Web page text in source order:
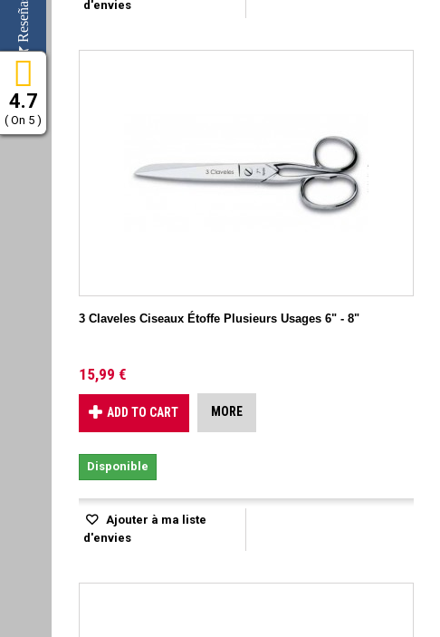
d'envies
3 Claveles Ciseaux Étoffe Plusieurs Usages 6" - 8"
15,99 €
ADD TO CART MORE
Disponible
Ajouter à ma liste
d'envies
4.7
( On 5 )
Reseñas